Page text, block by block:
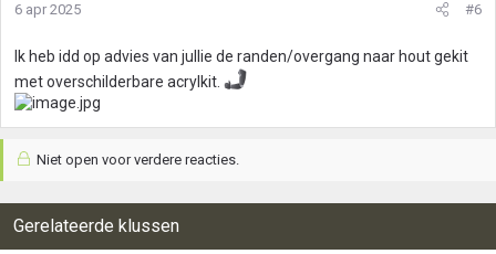
6 apr 2025 #6
Ik heb idd op advies van jullie de randen/overgang naar hout gekit
met overschilderbare acrylkit.
Niet open voor verdere reacties.
Gerelateerde klussen